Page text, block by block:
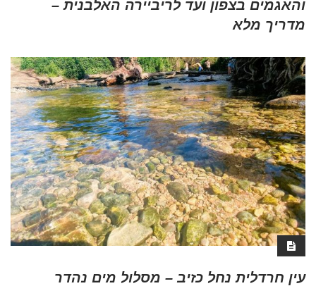
והאגמים בצפון ועד לריביירה האלבנית –
מדריך מלא
עין חרדלית נחל כזיב – מסלול מים נהדר